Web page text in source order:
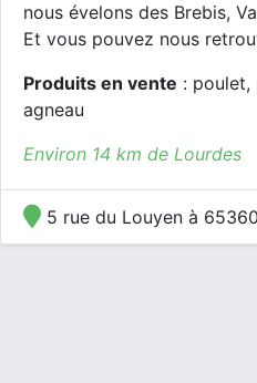
nous évelons des Brebis,
Et vous pouvez nous
Produits en vente : poulet,
agneau
Environ 14 km de Lourdes
5 rue du Louyen à